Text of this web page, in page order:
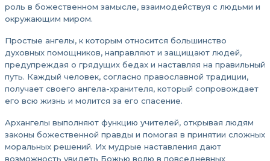
роль в божественном замысле, взаимодействуя с людьми и
окружающим миром.
Простые ангелы, к которым относится большинство
духовных помощников, направляют и защищают людей,
предупреждая о грядущих бедах и наставляя на правильный
путь. Каждый человек, согласно православной традиции,
получает своего ангела-хранителя, который сопровождает
его всю жизнь и молится за его спасение.
Архангелы выполняют функцию учителей, открывая людям
законы божественной правды и помогая в принятии сложных
моральных решений. Их мудрые наставления дают
возможность увидеть Божью волю в повседневных